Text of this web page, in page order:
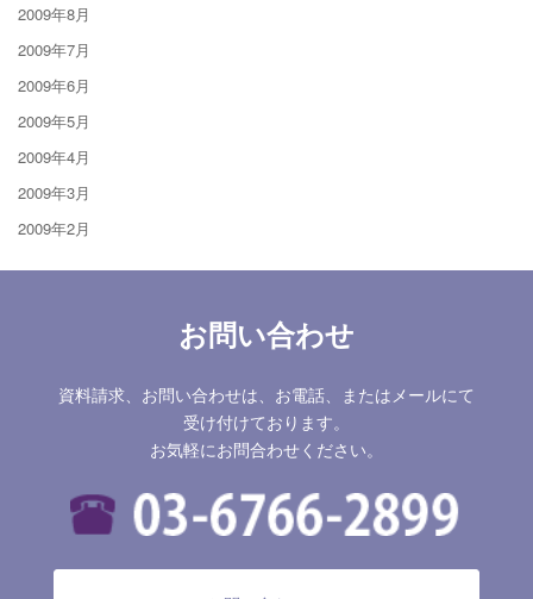
2009年8月
2009年7月
2009年6月
2009年5月
2009年4月
2009年3月
2009年2月
お問い合わせ
資料請求、お問い合わせは、お電話、またはメールにて
受け付けております。
お気軽にお問合わせください。